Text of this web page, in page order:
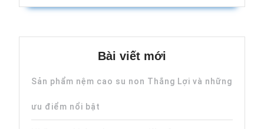
Bài viết mới
Sản phẩm nệm cao su non Thắng Lợi và những
ưu điểm nổi bật